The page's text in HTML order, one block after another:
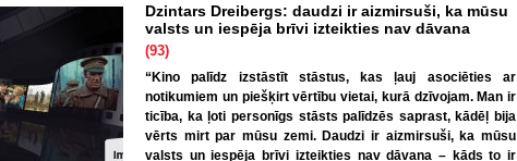
Dzintars Dreibergs: daudzi ir aizmirsuši, ka mūsu
valsts un iespēja brīvi izteikties nav dāvana
(93)
“Kino palīdz izstāstīt stāstus, kas ļauj asociēties ar
notikumiem un piešķirt vērtību vietai, kurā dzīvojam. Man ir
ticība, ka ļoti personīgs stāsts palīdzēs saprast, kādēļ bija
vērts mirt par mūsu zemi. Daudzi ir aizmirsuši, ka mūsu
valsts un iespēja brīvi izteikties nav dāvana – kāds to ir